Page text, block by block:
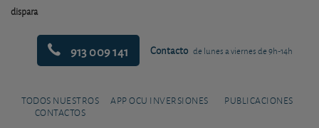
dispara
913 009 141 Contacto de lunes a viernes de 9h-14h
TODOS NUESTROS
CONTACTOS
APP OCU INVERSIONES PUBLICACIONES